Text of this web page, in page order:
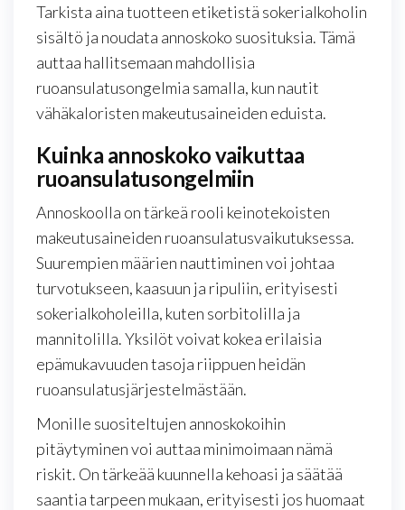
Tarkista aina tuotteen etiketistä sokerialkoholin
sisältö ja noudata annoskoko suosituksia. Tämä
auttaa hallitsemaan mahdollisia
ruoansulatusongelmia samalla, kun nautit
vähäkaloristen makeutusaineiden eduista.
Kuinka annoskoko vaikuttaa
ruoansulatusongelmiin
Annoskoolla on tärkeä rooli keinotekoisten
makeutusaineiden ruoansulatusvaikutuksessa.
Suurempien määrien nauttiminen voi johtaa
turvotukseen, kaasuun ja ripuliin, erityisesti
sokerialkoholeilla, kuten sorbitolilla ja
mannitolilla. Yksilöt voivat kokea erilaisia
epämukavuuden tasoja riippuen heidän
ruoansulatusjärjestelmästään.
Monille suositeltujen annoskokoihin
pitäytyminen voi auttaa minimoimaan nämä
riskit. On tärkeää kuunnella kehoasi ja säätää
saantia tarpeen mukaan, erityisesti jos huomaat